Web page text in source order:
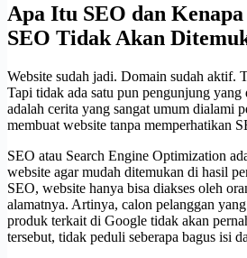
Apa Itu SEO dan
SEO Tidak Akan
Website sudah jadi. Domain sudah aktif.
Tapi tidak ada satu pun pengunjung
adalah cerita yang sangat umum dialami
membuat website tanpa memperhatikan
SEO atau Search Engine Optimization
website agar mudah ditemukan di hasil
SEO, website hanya bisa diakses oleh
alamatnya. Artinya, calon pelanggan
produk terkait di Google tidak akan
tersebut, tidak peduli seberapa bagus isi